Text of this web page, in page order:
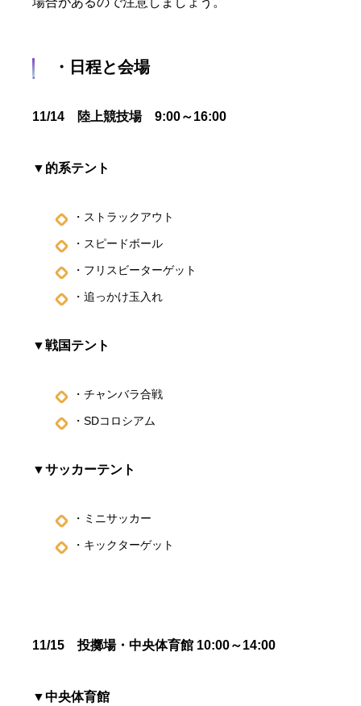
・日程と会場
11/14 陸上競技場 9:00～16:00
▼ 的系テント
・ストラックアウト
・スピードボール
・フリスビーターゲット
・追っかけ玉入れ
▼戦国テント
・チャンバラ合戦
・SDコロシアム
▼サッカーテント
・ミニサッカー
・キックターゲット
11/15 投擲場・中央体育館 10:00～14:00
▼中央体育館